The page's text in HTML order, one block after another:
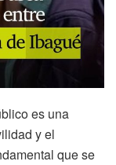
es una
y el
que se